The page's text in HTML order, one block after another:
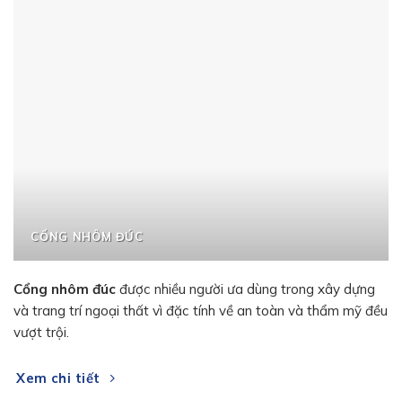
CỔNG NHÔM ĐÚC
Cổng nhôm đúc được nhiều người ưa dùng trong xây dựng
và trang trí ngoại thất vì đặc tính về an toàn và thẩm mỹ đều
vượt trội.
Xem chi tiết